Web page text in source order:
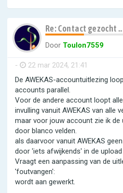
Re: Contact gezocht
Door Toulon7559
- 22 mar 2024, 21:41
De AWEKAS-accountuitlezing
accounts parallel.
Voor de andere account loopt
invulling vanuit AWEKAS van alle
maar voor jouw account zie ik
door blanco velden.
als daarvoor vanuit AWEKAS
door 'iets afwijkends' in de upload
Vraagt een aanpassing van de
'foutvangen':
wordt aan gewerkt.